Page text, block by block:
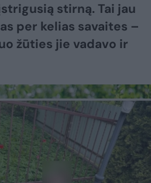
stirną. Tai jau
per kelias savaites –
žūties jie vadavo ir